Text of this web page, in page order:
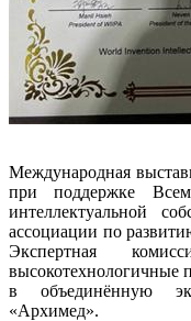
Международная
при поддержке
интеллектуальной
ассоциации по
Экспертная
в объединённую
«Архимед».